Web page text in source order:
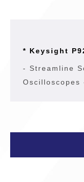
* Keysight
- Streamline
Oscilloscopes